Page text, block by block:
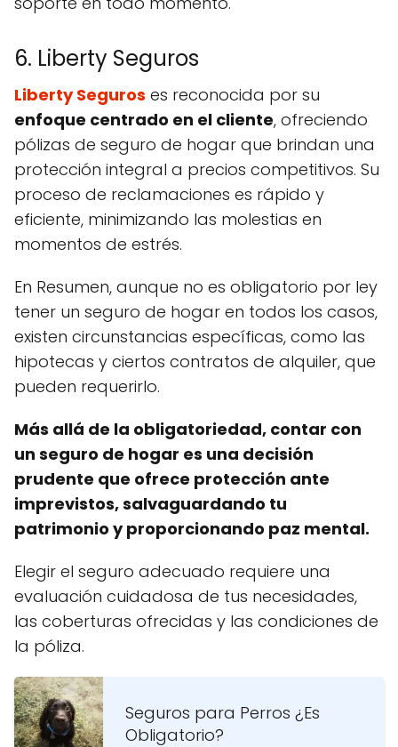
6. Liberty Seguros
Liberty Seguros es reconocida por su
enfoque centrado en el cliente, ofreciendo
pólizas de seguro de hogar que brindan una
protección integral a precios competitivos. Su
proceso de reclamaciones es rápido y
eficiente, minimizando las molestias en
momentos de estrés.
En Resumen, aunque no es obligatorio por ley
tener un seguro de hogar en todos los casos,
existen circunstancias específicas, como las
hipotecas y ciertos contratos de alquiler, que
pueden requerirlo.
Más allá de la obligatoriedad, contar con
un seguro de hogar es una decisión
prudente que ofrece protección ante
imprevistos, salvaguardando tu
patrimonio y proporcionando paz mental.
Elegir el seguro adecuado requiere una
evaluación cuidadosa de tus necesidades,
las coberturas ofrecidas y las condiciones de
la póliza.
Seguros para Perros ¿Es
Obligatorio?